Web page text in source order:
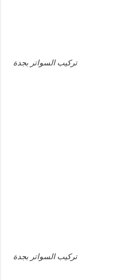
تركيب السواتر بجدة
تركيب السواتر بجدة